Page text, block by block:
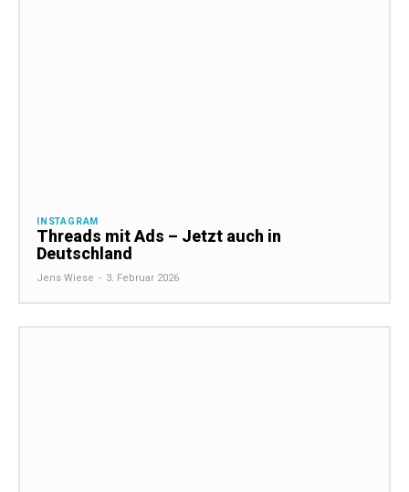
INSTAGRAM
Threads mit Ads – Jetzt auch in
Deutschland
Jens Wiese - 3. Februar 2026